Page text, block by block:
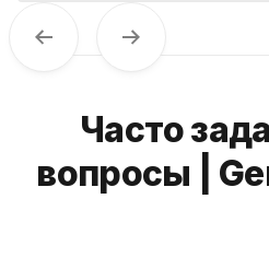
Previous Next
Часто
вопросы |